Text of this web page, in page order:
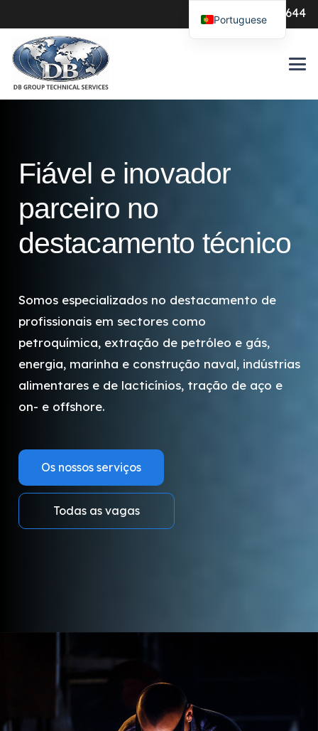
0547-386644
Fiável e inovador
parceiro no
destacamento técnico
Somos especializados no destacamento de
profissionais em sectores como
petroquímica, extração de petróleo e gás,
energia, marinha e construção naval, indústrias
alimentares e de lacticínios, tração de aço e
on- e offshore.
Os nossos serviços
Todas as vagas
Portuguese